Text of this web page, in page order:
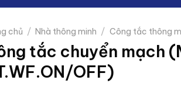
chủ / Nhà thông minh / Công tắc thông
tắc chuyển mạch
OFF)